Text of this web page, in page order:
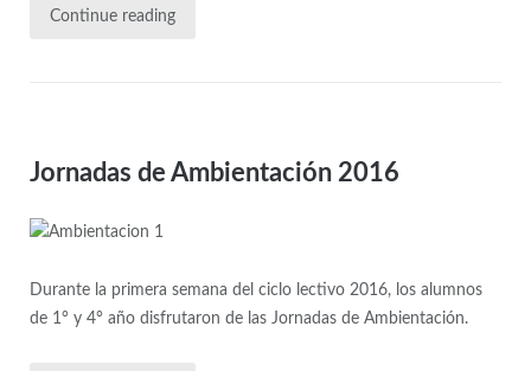
Continue reading
Jornadas de Ambientación 2016
Durante la primera semana del ciclo lectivo 2016, los alumnos
de 1° y 4° año disfrutaron de las Jornadas de Ambientación.